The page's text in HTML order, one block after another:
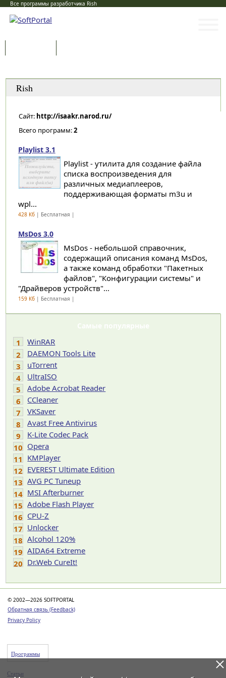
Все программы разработчика Rish
Rish
Сайт: http://isaakr.narod.ru/
Всего программ:2
Playlist 3.1
Playlist - утилита для создание файла
списка воспроизведения для
различных медиаплееров,
поддерживающая форматы m3u и
wpl...
428 Кб| Бесплатная |
MsDos 3.0
MsDos - небольшой справочник,
содержащий описания команд MsDos,
а также команд обработки "Пакетных
файлов", "Конфигурации системы" и
"Драйверов устройств"...
159 Кб| Бесплатная |
Самые популярные
1
WinRAR
2
DAEMON Tools Lite
3
uTorrent
4
UltraISO
5
Adobe Acrobat Reader
6
CCleaner
7
VKSaver
8
Avast Free Antivirus
9
K-Lite Codec Pack
10 Opera
11 KMPlayer
12 EVEREST Ultimate Edition
13 AVG PC Tuneup
14 MSI Afterburner
15 Adobe Flash Player
16 CPU-Z
17 Unlocker
18 Alcohol 120%
19 AIDA64 Extreme
20 Dr.Web CureIt!
© 2002—2026 SOFTPORTAL
Обратная связь (Feedback)
Privacy Policy
Программы
Статьи